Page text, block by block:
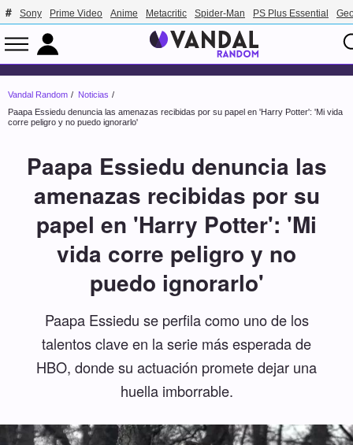
Sony Prime Video Anime Metacritic Spider-Man PS Plus Essential
Vandal Random
Noticias
Paapa Essiedu denuncia las amenazas recibidas por su papel en 'Harry Potter': 'Mi vida
corre peligro y no puedo ignorarlo'
Paapa Essiedu denuncia las
amenazas recibidas por su
papel en 'Harry Potter': 'Mi
vida corre peligro y no
puedo ignorarlo'
Paapa Essiedu se perfila como uno de los
talentos clave en la serie más esperada de
HBO, donde su actuación promete dejar una
huella imborrable.